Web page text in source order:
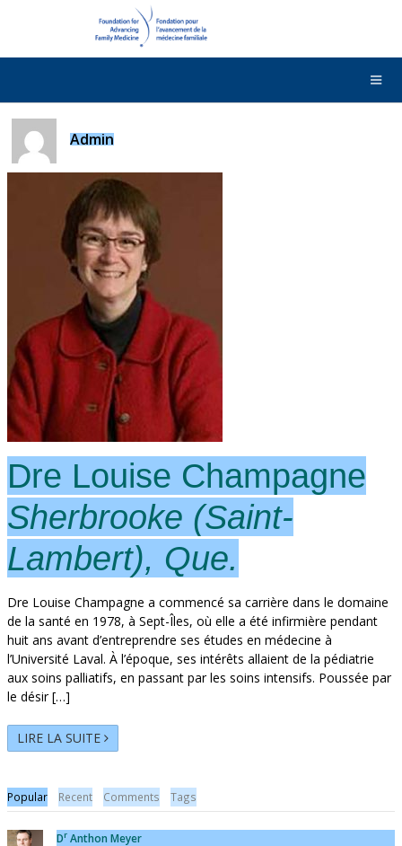
English
Admin
Dre Louise Champagne
Sherbrooke (Saint-
Lambert), Que.
Dre Louise Champagne a commencé sa carrière dans le domaine
de la santé en 1978, à Sept-Îles, où elle a été infirmière pendant
huit ans avant d’entreprendre ses études en médecine à
l’Université Laval. À l’époque, ses intérêts allaient de la pédiatrie
aux soins palliatifs, en passant par les soins intensifs. Poussée par
le désir […]
LIRE LA SUITE
Popular Recent Comments Tags
Dr Anthon Meyer